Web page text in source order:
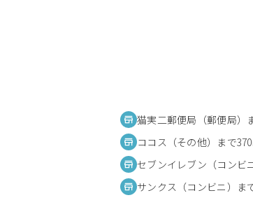
猫実二郵便局（郵便局）
ココス（その他）まで
セブンイレブン（コンビ
サンクス（コンビニ）ま